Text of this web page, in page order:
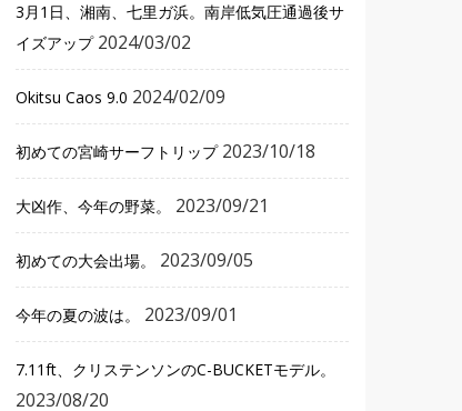
3月1日、湘南、七里ガ浜。南岸低気圧通過後サ
イズアップ 2024/03/02
Okitsu Caos 9.0 2024/02/09
初めての宮崎サーフトリップ 2023/10/18
大凶作、今年の野菜。 2023/09/21
初めての大会出場。 2023/09/05
今年の夏の波は。 2023/09/01
7.11ft、クリステンソンのC-BUCKETモデル。
2023/08/20